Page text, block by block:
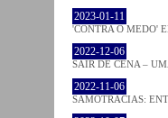
2023-01-11
'CONTRA O MEDO'
2022-12-06
SAIR DE CENA –
2022-11-06
SAMOTRACIAS: